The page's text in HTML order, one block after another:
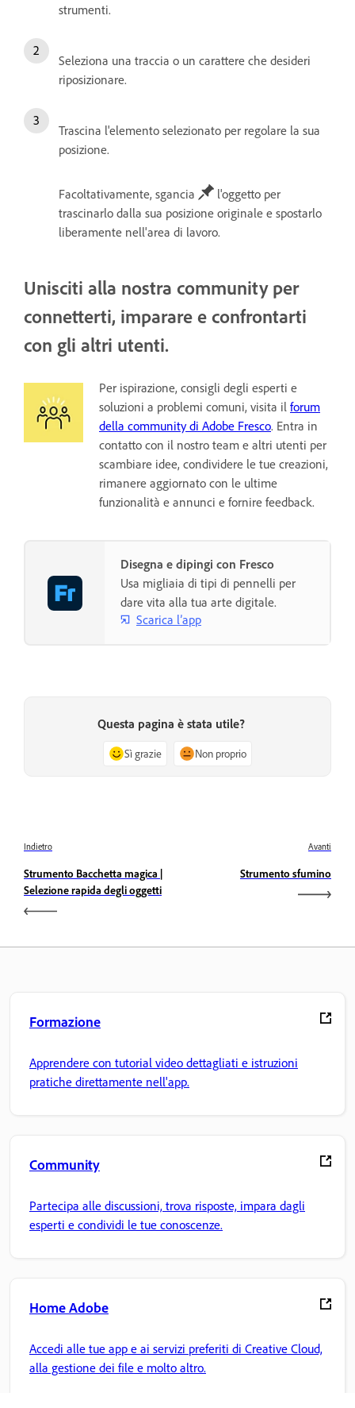
strumenti.
Seleziona una traccia o un carattere che desideri
riposizionare.
Trascina l'elemento selezionato per regolare la sua
posizione.
Facoltativamente, sgancia
l'oggetto per
trascinarlo dalla sua posizione originale e spostarlo
liberamente nell'area di lavoro.
Unisciti alla nostra community per
connetterti, imparare e confrontarti
con gli altri utenti.
Per ispirazione, consigli degli esperti e
soluzioni a problemi comuni, visita il forum
della community di Adobe Fresco. Entra in
contatto con il nostro team e altri utenti per
scambiare idee, condividere le tue creazioni,
rimanere aggiornato con le ultime
funzionalità e annunci e fornire feedback.
Disegna e dipingi con Fresco
Usa migliaia di tipi di pennelli per
dare vita alla tua arte digitale.
Scarica l’app
Questa pagina è stata utile?
Sì grazie Non proprio
Indietro
Strumento Bacchetta magica |
Selezione rapida degli oggetti
Avanti
Strumento sfumino
Formazione
Apprendere con tutorial video dettagliati e istruzioni
pratiche direttamente nell'app.
Community
Partecipa alle discussioni, trova risposte, impara dagli
esperti e condividi le tue conoscenze.
Home Adobe
Accedi alle tue app e ai servizi preferiti di Creative Cloud,
alla gestione dei file e molto altro.